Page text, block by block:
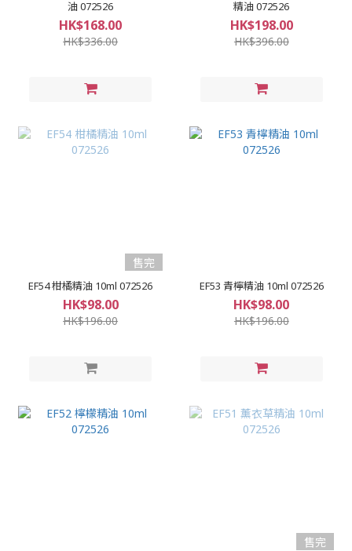
油 072526
HK$168.00
HK$336.00
精油 072526
HK$198.00
HK$396.00
售完
EF54 柑橘精油 10ml 072526
HK$98.00
HK$196.00
EF53 青檸精油 10ml 072526
HK$98.00
HK$196.00
售完